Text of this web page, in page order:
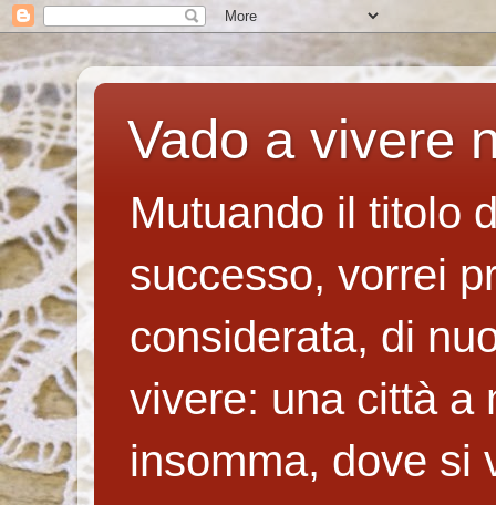
Vado a vivere
Mutuando il titolo
successo, vorrei
considerata, di
vivere: una città a
insomma, dove si